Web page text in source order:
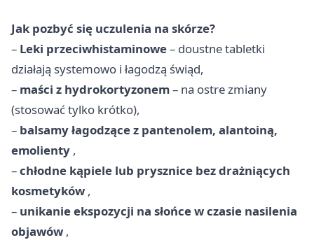
Jak pozbyć się uczulenia na skórze?
– Leki przeciwhistaminowe– doustne tabletki
działają systemowo i łagodzą świąd,
– maści z hydrokortyzonem– na ostre zmiany
(stosować tylko krótko),
– balsamy łagodzące z pantenolem, alantoiną,
emolienty ,
–chłodne kąpiele lub prysznice bez drażniących
kosmetyków ,
– unikanie ekspozycji na słońce w czasie nasilenia
objawów ,